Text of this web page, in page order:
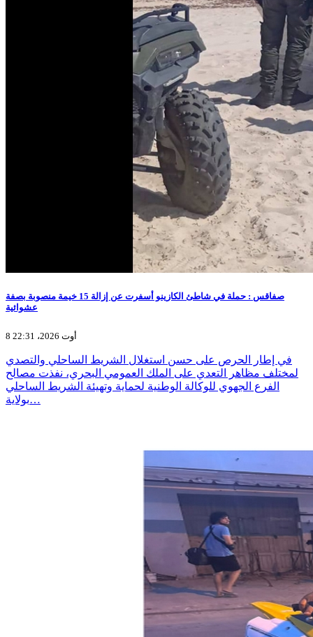
صفاقس : حملة في شاطئ الكازينو أسفرت عن إزالة 15 خيمة منصوبة بصفة
عشوائية
8 أوت 2026، 22:31
في إطار الحرص على حسن استغلال الشريط الساحلي والتصدي
لمختلف مظاهر التعدي على الملك العمومي البحري، نفذت مصالح
الفرع الجهوي للوكالة الوطنية لحماية وتهيئة الشريط الساحلي
بولاية…